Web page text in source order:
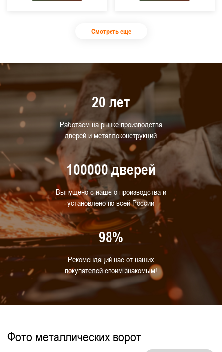
Смотреть еще
20 лет
Работаем на рынке производства
дверей и металлоконструкций
100000 дверей
Выпущено с нашего производства и
установлено по всей России
98%
Рекомендаций нас от наших
покупателей своим знакомым!
Фото металлических ворот